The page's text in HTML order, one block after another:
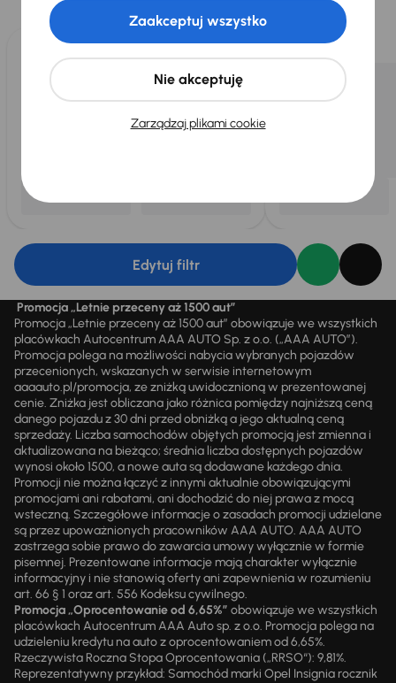
Wybieramy dla Ciebienajlepsze pojazdyz naszej oferty. Kupimy
dla Ciebiedo 400 pojazdówkażdego dnia.
Edytuj filtr
Promocja „Letnie przeceny aż 1500 aut”
Promocja „Letnie przeceny aż 1500 aut” obowiązuje we wszystkich
placówkach Autocentrum AAA AUTO Sp. z o.o. („AAA AUTO”).
Promocja polega na możliwości nabycia wybranych pojazdów
przecenionych, wskazanych w serwisie internetowym
aaaauto.pl/promocja, ze zniżką uwidocznioną w prezentowanej
cenie. Zniżka jest obliczana jako różnica pomiędzy najniższą ceną
danego pojazdu z 30 dni przed obniżką a jego aktualną ceną
sprzedaży. Liczba samochodów objętych promocją jest zmienna i
aktualizowana na bieżąco; średnia liczba dostępnych pojazdów
wynosi około 1500, a nowe auta są dodawane każdego dnia.
Promocji nie można łączyć z innymi aktualnie obowiązującymi
promocjami ani rabatami, ani dochodzić do niej prawa z mocą
wsteczną. Szczegółowe informacje o zasadach promocji udzielane
są przez upoważnionych pracowników AAA AUTO. AAA AUTO
zastrzega sobie prawo do zawarcia umowy wyłącznie w formie
pisemnej. Prezentowane informacje mają charakter wyłącznie
informacyjny i nie stanowią oferty ani zapewnienia w rozumieniu
art. 66 § 1 oraz art. 556 Kodeksu cywilnego.
Promocja „Oprocentowanie od 6,65%” obowiązuje we wszystkich
placówkach Autocentrum AAA Auto sp. z o.o. Promocja polega na
udzieleniu kredytu na auto z oprocentowaniem od 6,65%.
Rzeczywista Roczna Stopa Oprocentowania („RRSO“): 9,81%.
Reprezentatywny przykład: Samochód marki Opel Insignia rocznik
Zarządzaj plikami cookie
Nie akceptuję
Zaakceptuj wszystko